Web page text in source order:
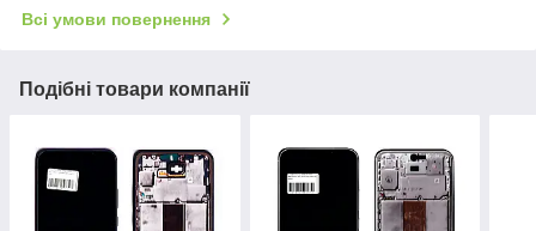
Всі умови повернення
Подібні товари компанії